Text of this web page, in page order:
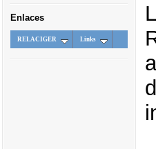
Enlaces
RELACIGER Links